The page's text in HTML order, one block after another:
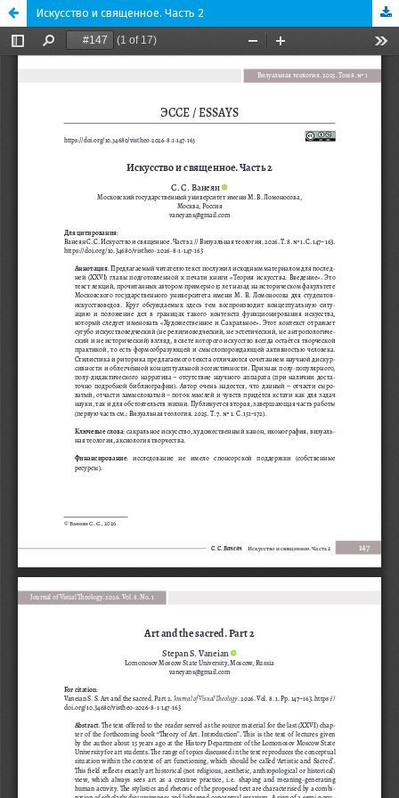
Искусство и священное. Часть 2